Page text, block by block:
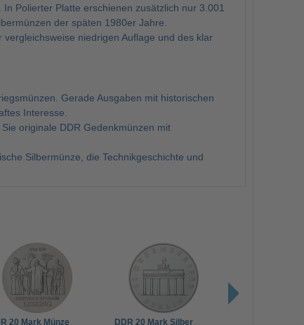
Polierter Platte erschienen zusätzlich nur 3.001
der späten 1980er Jahre.
niedrigen Auflage und des klar
Gerade Ausgaben mit historischen
Interesse.
originale DDR Gedenkmünzen mit
Silbermünze, die Technikgeschichte und
20 Mark Münze DDR 20 Mark Silber